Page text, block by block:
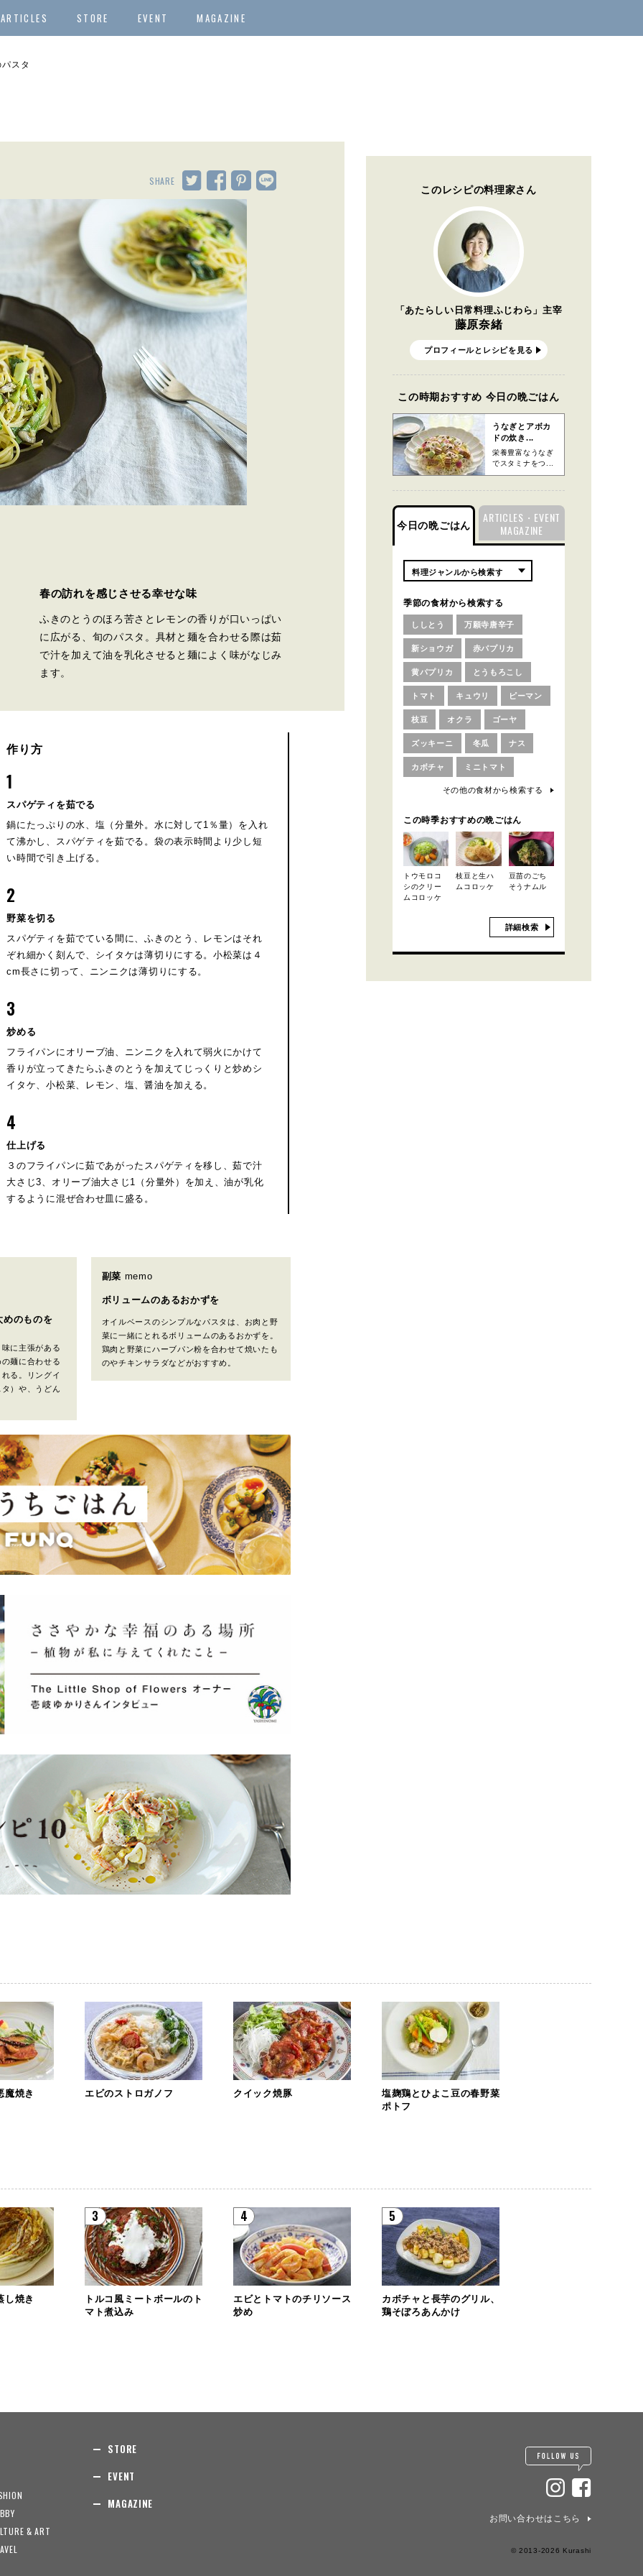
ARTICLES STORE EVENT MAGAZINE
スタ
SHARE
春の訪れを感じさせる幸せな味
ふきのとうのほろ苦さとレモンの香りが口いっぱい
に広がる、旬のパスタ。具材と麺を合わせる際は茹
で汁を加えて油を乳化させると麺によく味がなじみ
ます。
作り方
1
スパゲティを茹でる
鍋にたっぷりの水、塩（分量外。水に対して1％量）を入れ
て沸かし、スパゲティを茹でる。袋の表示時間より少し短
い時間で引き上げる。
2
野菜を切る
スパゲティを茹でている間に、ふきのとう、レモンはそれ
ぞれ細かく刻んで、シイタケは薄切りにする。小松菜は４
cm長さに切って、ニンニクは薄切りにする。
3
炒める
フライパンにオリーブ油、ニンニクを入れて弱火にかけて
香りが立ってきたらふきのとうを加えてじっくりと炒めシ
イタケ、小松菜、レモン、塩、醤油を加える。
4
仕上げる
３のフライパンに茹であがったスパゲティを移し、茹で汁
大さじ3、オリーブ油大さじ1（分量外）を加え、油が乳化
するように混ぜ合わせ皿に盛る。
めのものを
に主張がある
麺に合わせる
る。リングイ
）や、うどん
副菜 memo
ボリュームのあるおかずを
オイルベースのシンプルなパスタは、お肉と野
菜に一緒にとれるボリュームのあるおかずを。
鶏肉と野菜にハーブパン粉を合わせて焼いたも
のやチキンサラダなどがおすすめ。
このレシピの料理家さん
「あたらしい日常料理ふじわら」主宰
藤原奈緒
プロフィールとレシピを見る
この時期おすすめ 今日の晩ごはん
うなぎとアボカ
ドの炊き...
栄養豊富なうなぎ
でスタミナをつ...
今日の晩ごはん
ARTICLES・EVENT
MAGAZINE
季節の食材から検索する
ししとう 万願寺唐辛子
新ショウガ 赤パプリカ
黄パプリカ とうもろこし
トマト キュウリ ピーマン
枝豆 オクラ ゴーヤ
ズッキーニ 冬瓜 ナス
カボチャ ミニトマト
その他の食材から検索する
この時季おすすめの晩ごはん
トウモロコ
シのクリー
ムコロッケ
枝豆と生ハ
ムコロッケ
豆苗のごち
そうナムル
詳細検索
魔焼き エビのストロガノフ クイック焼豚
塩麹鶏とひよこ豆の春野菜
ポトフ
し焼き
3
トルコ風ミートボールのト
マト煮込み
4
エビとトマトのチリソース
炒め
5
カボチャと長芋のグリル、
鶏そぼろあんかけ
& ART
STORE
EVENT
MAGAZINE
お問い合わせはこちら
© 2013-2026 Kurashi